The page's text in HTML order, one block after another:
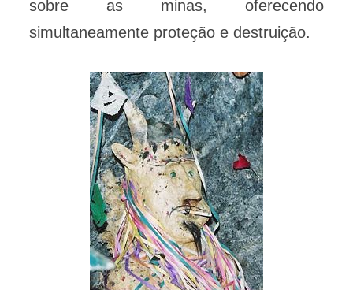
sobre as minas, oferecendo
simultaneamente proteção e destruição.